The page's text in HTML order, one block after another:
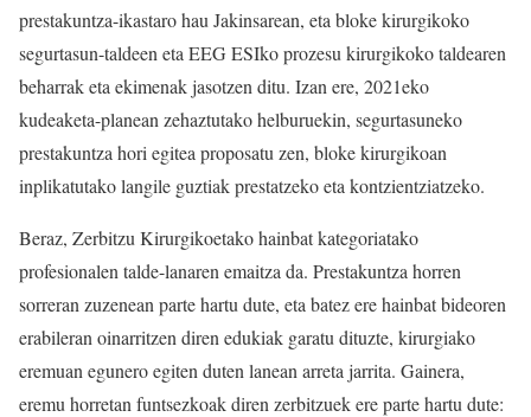
prestakuntza-ikastaro hau Jakinsarean, eta bloke kirurgikoko
segurtasun-taldeen eta EEG ESIko prozesu kirurgikoko taldearen
beharrak eta ekimenak jasotzen ditu. Izan ere, 2021eko
kudeaketa-planean zehaztutako helburuekin, segurtasuneko
prestakuntza hori egitea proposatu zen, bloke kirurgikoan
inplikatutako langile guztiak prestatzeko eta kontzientziatzeko.
Beraz, Zerbitzu Kirurgikoetako hainbat kategoriatako
profesionalen talde-lanaren emaitza da. Prestakuntza horren
sorreran zuzenean parte hartu dute, eta batez ere hainbat bideoren
erabileran oinarritzen diren edukiak garatu dituzte, kirurgiako
eremuan egunero egiten duten lanean arreta jarrita. Gainera,
eremu horretan funtsezkoak diren zerbitzuek ere parte hartu dute: